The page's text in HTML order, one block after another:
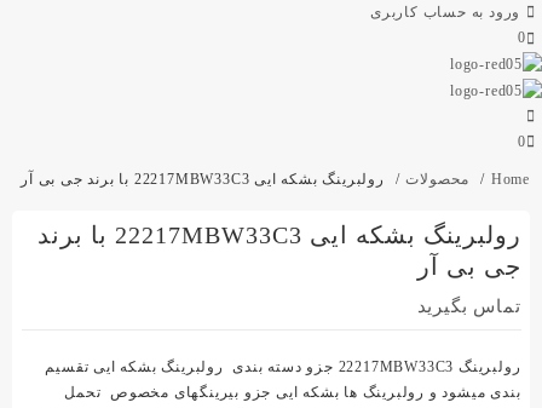
ورود به حساب کاربری
0
0
Home محصولات رولبرینگ بشکه ایی 22217MBW33C3 با برند جی بی آر
رولبرینگ بشکه ایی 22217MBW33C3 با برند
جی بی آر
تماس بگیرید
رولبرینگ 22217MBW33C3 جزو دسته بندی رولبرینگ بشکه ایی تقسیم
بندی میشود و رولبرینگ ها بشکه ایی جزو بیرینگهای مخصوص تحمل